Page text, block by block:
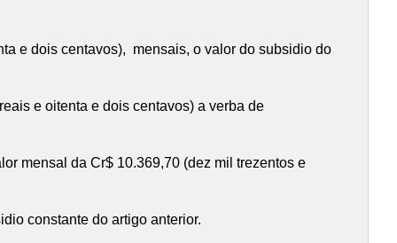
e dois centavos), mensais, o valor do subsidio do
e oitenta e dois centavos) a verba de
mensal da Cr$ 10.369,70 (dez mil trezentos e
constante do artigo anterior.